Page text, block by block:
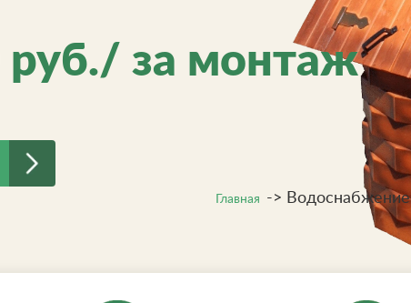
руб./ за монтаж
Главная -> Водоснабжение